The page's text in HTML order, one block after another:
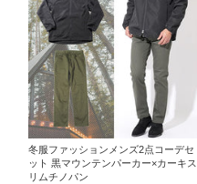
冬服ファッションメンズ2点コーデセ
ット 黒マウンテンパーカー×カーキス
リムチノパン